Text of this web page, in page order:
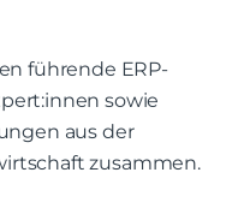
führende ERP-
sowie
aus der
zusammen.